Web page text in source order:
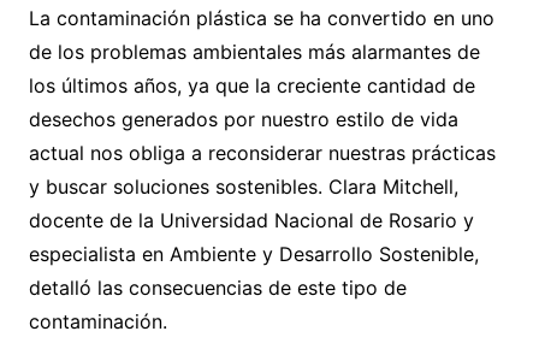
La contaminación plástica se ha convertido en uno
de los problemas ambientales más alarmantes de
los últimos años, ya que la creciente cantidad de
desechos generados por nuestro estilo de vida
actual nos obliga a reconsiderar nuestras prácticas
y buscar soluciones sostenibles. Clara Mitchell,
docente de la Universidad Nacional de Rosario y
especialista en Ambiente y Desarrollo Sostenible,
detalló las consecuencias de este tipo de
contaminación.